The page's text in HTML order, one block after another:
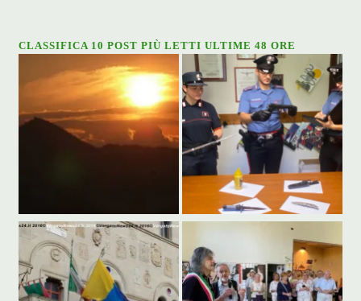
CLASSIFICA 10 POST PIÙ LETTI ULTIME 48 ORE